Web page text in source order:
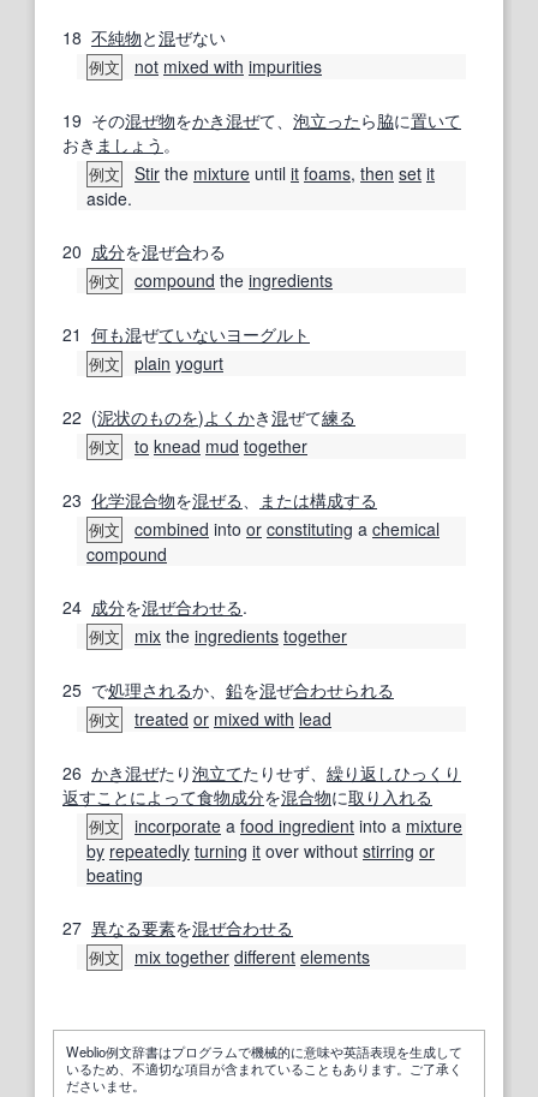
18 不純物と混ぜない
例文 not mixed with impurities
19 その混ぜ物をかき混ぜて、 泡立ったら脇に置いて
おき ましょう 。
例文 Stir the mixture until it foams, then set it
aside.
20 成分を混ぜ合わる
例文 compound the ingredients
21 何も混ぜていないヨーグルト
例文 plain yogurt
22 (泥状のものを)よくかき混ぜて練る
例文 to knead mud together
23 化学混合物を混ぜる、 または構成する
例文 combined into or constituting a chemical
compound
24 成分を混ぜ合わせる.
例文 mix the ingredients together
25 で処理されるか、 鉛を混ぜ合わせられる
例文 treated or mixed with lead
26 かき混ぜたり泡立てたりせず、 繰り返しひっくり
返すことによって食物成分を混合物に取り入れる
例文 incorporate a food ingredient into a mixture
by repeatedly turning it over without stirring or
beating
27 異なる要素を混ぜ合わせる
例文 mix together different elements
Weblio例文辞書はプログラムで機械的に意味や英語表現を生成して
いるため、不適切な項目が含まれていることもあります。ご了承く
ださいませ。